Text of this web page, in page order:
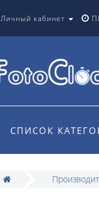
Личный кабинет
СПИСОК